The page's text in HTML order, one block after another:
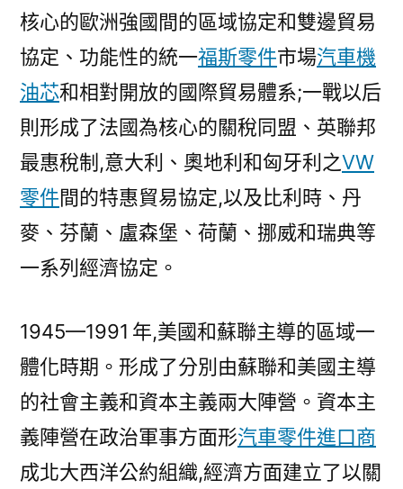
核心的歐洲強國間的區域協定和雙邊貿易
協定、功能性的統一福斯零件市場汽車機
油芯和相對開放的國際貿易體系;一戰以后
則形成了法國為核心的關稅同盟、英聯邦
最惠稅制,意大利、奧地利和匈牙利之VW
零件間的特惠貿易協定,以及比利時、丹
麥、芬蘭、盧森堡、荷蘭、挪威和瑞典等
一系列經濟協定。
1945—1991 年,美國和蘇聯主導的區域一
體化時期。形成了分別由蘇聯和美國主導
的社會主義和資本主義兩大陣營。資本主
義陣營在政治軍事方面形汽車零件進口商
成北大西洋公約組織,經濟方面建立了以關